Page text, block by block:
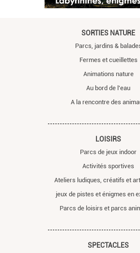
SORTIES NATURE
Parcs, jardins &
Fermes et cueillettes
Animations nature
Au bord de l'eau
A la rencontre des
LOISIRS
Parcs de jeux indoor
Activités sportives
Ateliers ludiques, créatifs et
jeux de pistes et énigmes en
Parcs de loisirs et parcs
SPECTACLES